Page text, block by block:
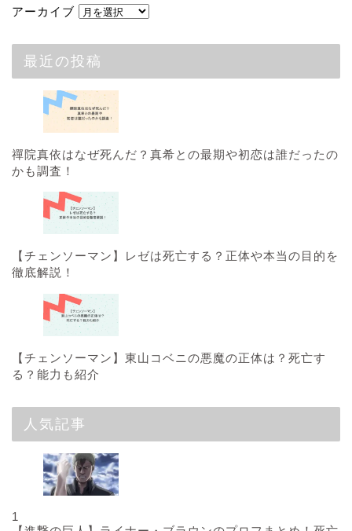
アーカイブ
最近の投稿
禪院真依はなぜ死んだ？真希との最期や初恋は誰だったの
かも調査！
【チェンソーマン】レゼは死亡する？正体や本当の目的を
徹底解説！
【チェンソーマン】東山コベニの悪魔の正体は？死亡す
る？能力も紹介
人気記事
1